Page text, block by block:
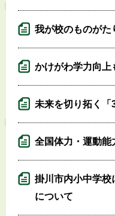
我が校のものがた
かけがわ学力向上
未来を切り拓く「
全国体力・運動能
掛川市内小中学校
について